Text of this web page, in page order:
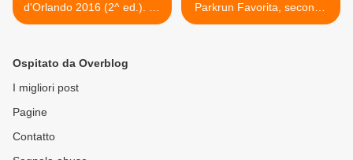
d'Orlando 2016 (2^ ed.). La
manifestazione orlandina di
Marco Lombardi e di
Silvana Modica
Parkrun Favorita, secondo
a Palermo e quarto in Italia
Ospitato da Overblog
I migliori post
Pagine
Contatto